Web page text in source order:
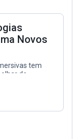
Novos
tem
de
essa área,
possam ter
suas